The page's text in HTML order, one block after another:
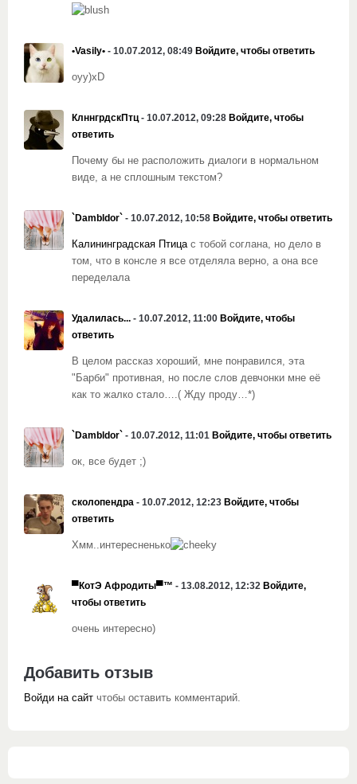
•Vasily• - 10.07.2012, 08:49 Войдите, чтобы ответить
оуу)xD
КлннгрдскПтц - 10.07.2012, 09:28 Войдите, чтобы
ответить
Почему бы не расположить диалоги в нормальном
виде, а не сплошным текстом?
`Dambldor` - 10.07.2012, 10:58 Войдите, чтобы ответить
Калининградская Птица c тобой соглана, но дело в
том, что в консле я все отделяла верно, а она все
переделала
Удалилась... - 10.07.2012, 11:00 Войдите, чтобы
ответить
В целом рассказ хороший, мне понравился, эта
"Барби" противная, но после слов девчонки мне её
как то жалко стало….( Жду проду…*)
`Dambldor` - 10.07.2012, 11:01 Войдите, чтобы ответить
ок, все будет ;)
сколопендра - 10.07.2012, 12:23 Войдите, чтобы
ответить
Хмм..интересненько
▀КотЭ Афродиты▀™ - 13.08.2012, 12:32 Войдите,
чтобы ответить
очень интересно)
Добавить отзыв
Войди на сайт чтобы оставить комментарий.